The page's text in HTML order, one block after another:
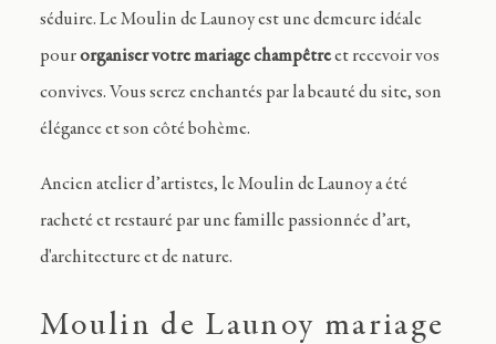
séduire. Le Moulin de Launoy est une demeure idéale
pourorganiser votre mariage champêtreet recevoir vos
convives. Vous serez enchantés par la beauté du site, son
élégance et son côté bohème.
Ancien atelier d’artistes, le Moulin de Launoy a été
racheté et restauré par une famille passionnée d’art,
d'architecture et de nature.
Moulin de Launoy mariage